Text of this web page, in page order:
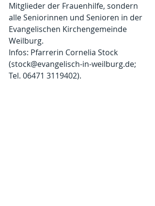
Mitglieder der Frauenhilfe, sondern
alle Seniorinnen und Senioren in der
Evangelischen Kirchengemeinde
Weilburg.
Infos: Pfarrerin Cornelia Stock
(stock@evangelisch-in-weilburg.de;
Tel. 06471 3119402).